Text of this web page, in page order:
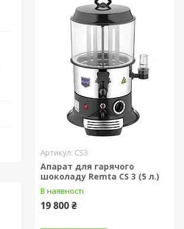
CS3
Апарат для гарячого
шоколаду Remta CS 3 (5 л.)
В наявності
19 800 ₴